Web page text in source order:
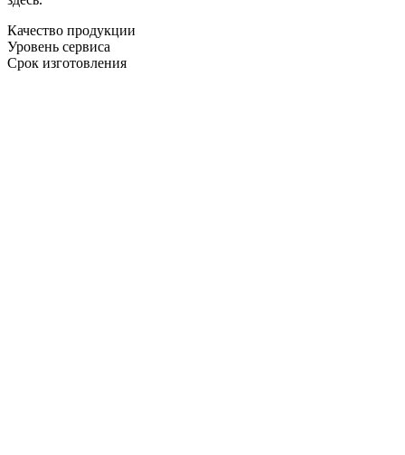
Качество продукции
Уровень сервиса
Срок изготовления